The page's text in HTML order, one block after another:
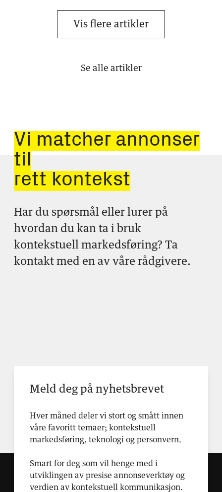
Vis flere artikler
Se alle artikler
Vi matcher annonser
til
rett kontekst
Har du spørsmål eller lurer på
hvordan du kan ta i bruk
kontekstuell markedsføring? Ta
kontakt med en av våre rådgivere.
Meld deg på nyhetsbrevet
Hver måned deler vi stort og smått innen
våre favoritt temaer; kontekstuell
markedsføring, teknologi og personvern.
Smart for deg som vil henge med i
utviklingen av presise annonseverktøy og
verdien av kontekstuell kommunikasjon.